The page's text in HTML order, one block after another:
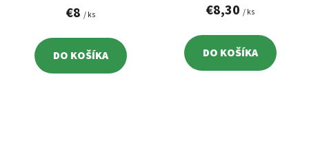
€8 / ks
DO KOŠÍKA
€8,30 / ks
DO KOŠÍKA